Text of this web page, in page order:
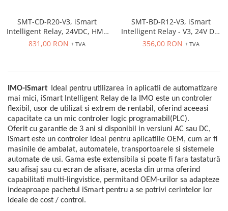
Schneider Electric
Rezistente franare
Accesorii generale
Servo-Motoare )
Soft Startere
Comunicare Si Masurare
Encodere
Power meter
Regulatoare de temperatura si
proces
Seria DTK
Seria DT3
Accesorii
SMT-CD-R20-V3, iSmart
Intelligent Relay, 24VDC, HMI,
12 DI, 4AI, 8 Rly out, Modbus
831,00 RON + TVA
SMT-BD-R12-V3, iSmart
Intelligent Relay - V3, 24V DC,
6 Digital In, 4(8A Rly) Digital
356,00 RON + TVA
IMO-iSmart Ideal pentru utilizarea in aplicatii de automatizare
mai mici, iSmart Intelligent Relay de la IMO este un controler
flexibil, usor de utilizat si extrem de rentabil, oferind aceeasi
capacitate ca un mic controler logic programabil(PLC).
Oferit cu garantie de 3 ani si disponibil in versiuni AC sau DC,
iSmart este un controler ideal pentru aplicatiile OEM, cum ar fi
masinile de ambalat, automatele, transportoarele si sistemele
automate de usi. Gama este extensibila si poate fi fara tastatură
sau afisaj sau cu ecran de afisare, acesta din urma oferind
capabilitati multi-lingvistice, permitand OEM-urilor sa adapteze
indeaproape pachetul iSmart pentru a se potrivi cerintelor lor
ideale de cost / control.